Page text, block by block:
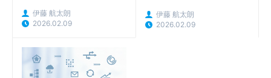
伊藤 航太朗
2026.02.09
伊藤 航太朗
2026.02.09